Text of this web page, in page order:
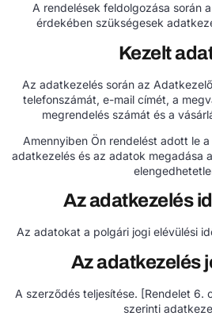
A rendelések feldolgozása során
érdekében szükségesek
Kezelt
Az adatkezelés során az
telefonszámát, e-mail címét, a
megrendelés számát és a
Amennyiben Ön rendelést adott le
adatkezelés és az adatok megadása
Az adatkezelés
Az adatokat a polgári jogi elévülési
Az adatkezelés
A szerződés teljesítése. [Rendelet 6.
szerinti